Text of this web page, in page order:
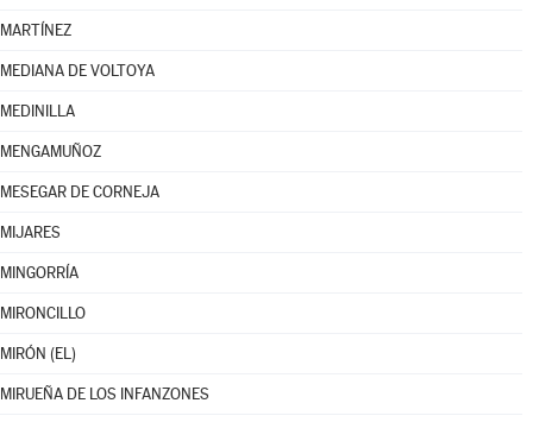
MARTÍNEZ
MEDIANA DE VOLTOYA
MEDINILLA
MENGAMUÑOZ
MESEGAR DE CORNEJA
MIJARES
MINGORRÍA
MIRONCILLO
MIRÓN (EL)
MIRUEÑA DE LOS INFANZONES